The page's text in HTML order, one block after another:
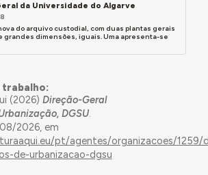
da Universidade do Algarve
do arquivo custodial, com duas plantas gerais
grandes dimensões, iguais. Uma apresenta-se
trabalho:
(2026) Direção-Geral
DGSU.
2026, em
pt/agentes/organizacoes/1259/
de-urbanizacao-dgsu